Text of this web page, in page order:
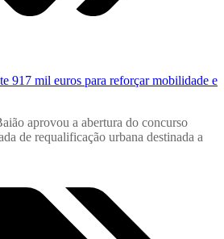
917 mil euros para reforçar mobilidade e
aprovou a abertura do concurso
de requalificação urbana destinada a